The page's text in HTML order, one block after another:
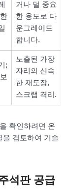
거나 덜 중요
한 용도로 다
운그레이드
합니다.
;
노출된 가장
자리의 신속
한 재도장,
스크랩 격리.
확인하려면 온
을 검토하여 기술
석판 공급